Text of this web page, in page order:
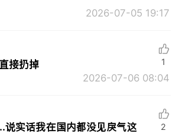
2026-07-05 19:17
接扔掉
2026-07-06 08:04
1
说实话我在国内都没见戾气这
2